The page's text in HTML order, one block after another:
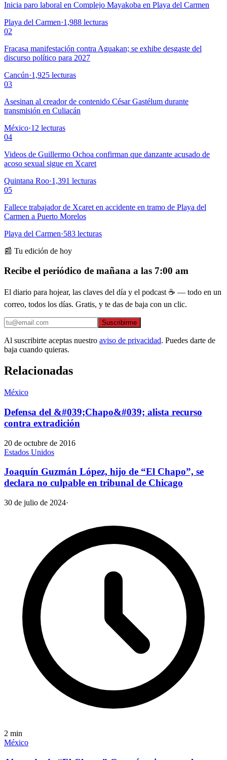
Inicia paro laboral en Complejo Mayakoba en Playa del Carmen
Playa del Carmen·1,988 lecturas
02
Fracasa manifestación contra Aguakan; se exhibe desgaste del
discurso político para 2027
Cancún·1,925 lecturas
03
Asesinan al creador de contenido César Gastélum durante
transmisión en Culiacán
México·12 lecturas
04
Videos de Guillermo Ochoa confirman que danzante acusado de
acoso sexual sigue en Xcaret
Quintana Roo·1,391 lecturas
05
Fallece trabajador de Xcaret en accidente en tramo de Playa del
Carmen a Puerto Morelos
Playa del Carmen·583 lecturas
📰 Tu edición de hoy
Recibe el periódico de mañana a las 7:00 am
El diario para hojear, las claves del día y el podcast ☕ — todo en un
correo, todos los días. Gratis, y te das de baja con un clic.
Suscribirme
Al suscribirte aceptas nuestro aviso de privacidad. Puedes darte de
baja cuando quieras.
Relacionadas
México
Defensa del &#039;Chapo&#039; alista recurso
contra extradición
20 de octubre de 2016
Estados Unidos
Joaquín Guzmán López, hijo de “El Chapo”, se
declara no culpable en tribunal de Chicago
30 de julio de 2024·
2 min
México